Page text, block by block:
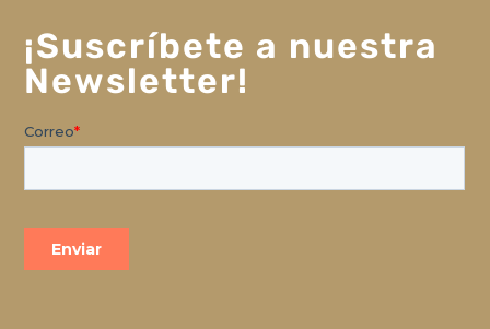
¡Suscríbete a nuestra
Newsletter!